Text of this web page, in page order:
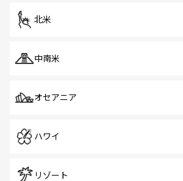
北米
中南米
オセアニア
ハワイ
リゾート